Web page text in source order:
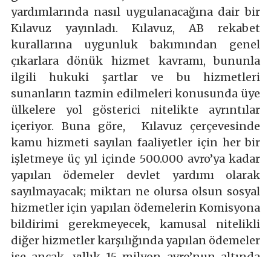
yardımlarında nasıl uygulanacağına dair bir
Kılavuz yayınladı. Kılavuz, AB rekabet
kurallarına uygunluk bakımından genel
çıkarlara dönük hizmet kavramı, bununla
ilgili hukuki şartlar ve bu hizmetleri
sunanların tazmin edilmeleri konusunda üye
ülkelere yol gösterici nitelikte ayrıntılar
içeriyor. Buna göre, Kılavuz çerçevesinde
kamu hizmeti sayılan faaliyetler için her bir
işletmeye üç yıl içinde 500.000 avro’ya kadar
yapılan ödemeler devlet yardımı olarak
sayılmayacak; miktarı ne olursa olsun sosyal
hizmetler için yapılan ödemelerin Komisyona
bildirimi gerekmeyecek, kamusal nitelikli
diğer hizmetler karşılığında yapılan ödemeler